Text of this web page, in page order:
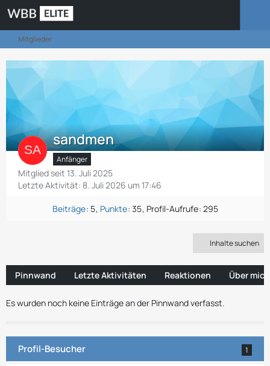
Mitglieder
sandmen
Anfänger
Mitglied seit 13. Juli 2025
Letzte Aktivität: 8. Juli 2026 um 17:46
Beiträge 5 Punkte 35 Profil-Aufrufe 295
Inhalte suchen
Pinnwand Letzte Aktivitäten Reaktionen Über mich
Es wurden noch keine Einträge an der Pinnwand verfasst.
Profil-Besucher 1